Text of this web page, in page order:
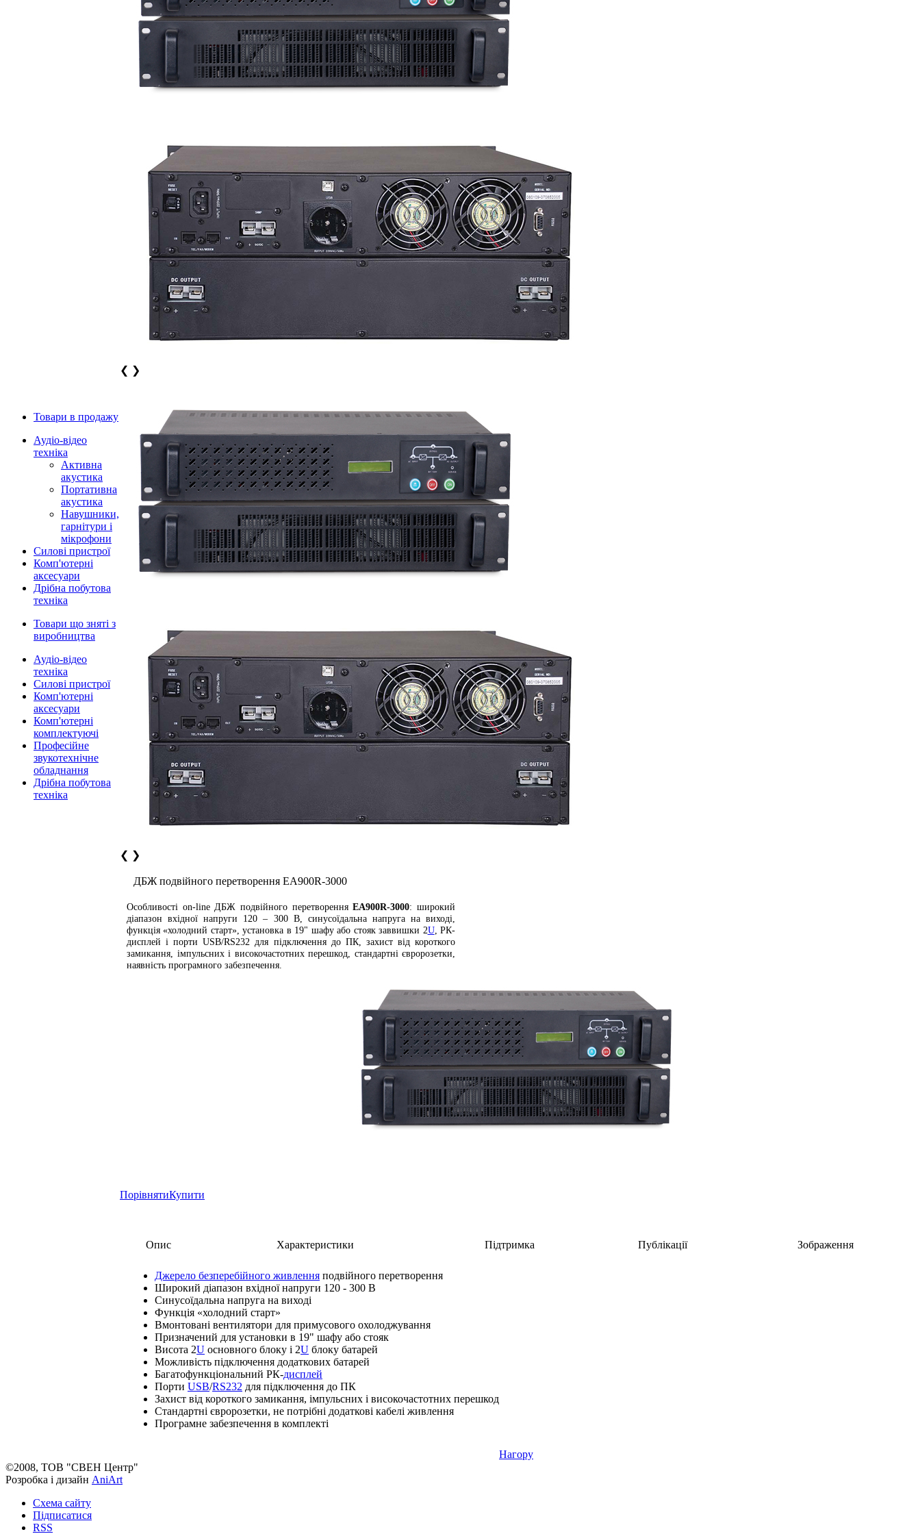
Товари в продажу
Аудіо-відео
техніка
Активна
акустика
Портативна
акустика
Навушники,
гарнітури і
мікрофони
Силові пристрої
Комп'ютерні
аксесуари
Дрібна побутова
техніка
Товари що зняті з
виробництва
Аудіо-відео
техніка
Силові пристрої
Комп'ютерні
аксесуари
Комп'ютерні
комплектуючі
Професійне
звукотехнічне
обладнання
Дрібна побутова
техніка
❮ ❯
❮ ❯
ДБЖ подвійного перетворення EA900R-3000
Особливості on-line ДБЖ подвійного перетворенняEA900R-3000: широкий
діапазон вхідної напруги 120 – 300 В, синусоїдальна напруга на виході,
функція «холодний старт», установка в 19" шафу або стояк заввишки 2U, РК-
дисплей і порти USB/RS232 для підключення до ПК, захист від короткого
замикання, імпульсних і високочастотних перешкод, стандартні євророзетки,
наявність програмного забезпечення.
ПорівнятиКупити
Опис Характеристики Підтримка Публікації Зображення
Джерело безперебійного живлення подвійного перетворення
Широкий діапазон вхідної напруги 120 - 300 В
Синусоїдальна напруга на виході
Функція «холодний старт»
Вмонтовані вентилятори для примусового охолоджування
Призначений для установки в 19" шафу або стояк
Висота 2U основного блоку і 2U блоку батарей
Можливість підключення додаткових батарей
Багатофункціональний РК-дисплей
Порти USB/RS232 для підключення до ПК
Захист від короткого замикання, імпульсних і високочастотних перешкод
Стандартні євророзетки, не потрібні додаткові кабелі живлення
Програмне забезпечення в комплекті
Нагору
©2008, ТОВ "СВЕН Центр"
Розробка і дизайн AniArt
Схема сайту
Підписатися
RSS